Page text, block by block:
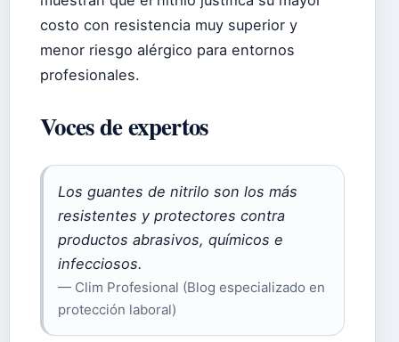
costo con resistencia muy superior y
menor riesgo alérgico para entornos
profesionales.
Voces de expertos
Los guantes de nitrilo son los más
resistentes y protectores contra
productos abrasivos, químicos e
infecciosos.
— Clim Profesional (Blog especializado en
protección laboral)